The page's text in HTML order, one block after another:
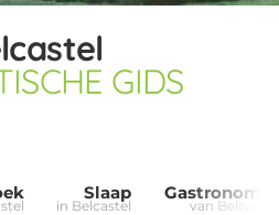
GIDS
Slaap
in Belcastel
Gastronomie
van Belcastel